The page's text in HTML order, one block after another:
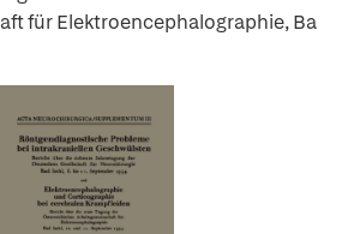
für Elektroencephalographie, Ba